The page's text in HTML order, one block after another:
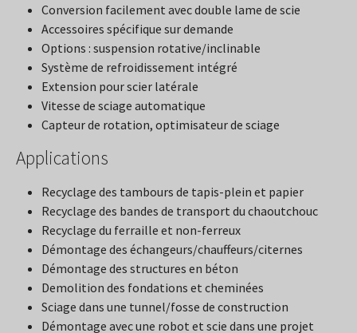
Conversion facilement avec double lame de scie
Accessoires spécifique sur demande
Options : suspension rotative/inclinable
Système de refroidissement intégré
Extension pour scier latérale
Vitesse de sciage automatique
Capteur de rotation, optimisateur de sciage
Applications
Recyclage des tambours de tapis-plein et papier
Recyclage des bandes de transport du chaoutchouc
Recyclage du ferraille et non-ferreux
Démontage des échangeurs/chauffeurs/citernes
Démontage des structures en béton
Demolition des fondations et cheminées
Sciage dans une tunnel/fosse de construction
Démontage avec une robot et scie dans une projet